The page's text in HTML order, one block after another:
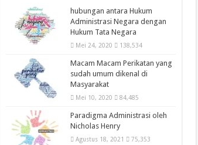
hubungan antara Hukum
Administrasi Negara dengan
Hukum Tata Negara
Mei 24, 2020 138,534
Macam Macam Perikatan yang
sudah umum dikenal di
Masyarakat
Mei 10, 2020 84,485
Paradigma Administrasi oleh
Nicholas Henry
Agustus 18, 2021 75,353